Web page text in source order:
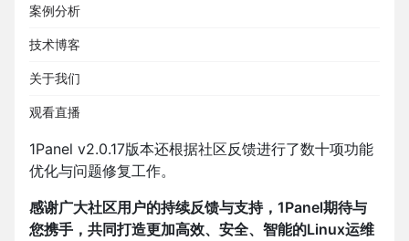
案例分析
技术博客
关于我们
观看直播
面，缓存清理能力持续增强，新增支持清理未关联的
备份文件、网站日志及应用历史版本安装包等，帮助
置方面，面板启用SSL时新增支持
MUX（Multiplexer，多路复用器）模式，在提升访问
1Panel v2.0.17版本还根据社区反馈进行了数十项功能
优化与问题修复工作。
感谢广大社区用户的持续反馈与支持，1Panel期待与
您携手，共同打造更加高效、安全、智能的Linux运维